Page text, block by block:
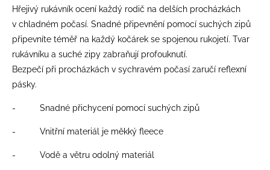
Hřejivý rukávník ocení každý rodič na delších procházkách
v chladném počasí. Snadné připevnění pomocí suchých zipů
připevníte téměř na každý kočárek se spojenou rukojetí. Tvar
rukávníku a suché zipy zabraňují profouknutí.
Bezpečí při procházkách v sychravém počasí zaručí reflexní
pásky.
- Snadné přichycení pomocí suchých zipů
- Vnitřní materiál je měkký fleece
- Vodě a větru odolný materiál